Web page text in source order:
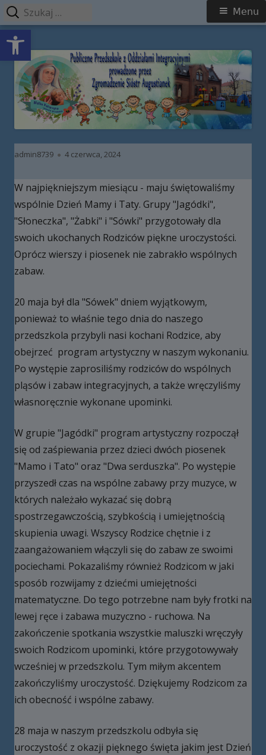
Open toolbar
Przeskocz
treści
Publiczne Przedszkole z Oddziałami
Integracyjnymi prowadzone przez
Zgromadzenie Sióstr Augustianek
Menu
główne
Menu
Autor
admin8739 Opublikowano
4 czerwca, 2024
W najpiękniejszym miesiącu - maju świętowaliśmy
wspólnie Dzień Mamy i Taty. Grupy "Jagódki",
"Słoneczka", "Żabki" i "Sówki" przygotowały dla
swoich ukochanych Rodziców piękne uroczystości.
Oprócz wierszy i piosenek nie zabrakło wspólnych
zabaw.
20 maja był dla "Sówek" dniem wyjątkowym,
ponieważ to właśnie tego dnia do naszego
przedszkola przybyli nasi kochani Rodzice, aby
obejrzeć program artystyczny w naszym wykonaniu.
Po występie zaprosiliśmy rodziców do wspólnych
pląsów i zabaw integracyjnych, a także wręczyliśmy
własnoręcznie wykonane upominki.
W grupie "Jagódki" program artystyczny rozpoczął
się od zaśpiewania przez dzieci dwóch piosenek
"Mamo i Tato" oraz "Dwa serduszka". Po występie
przyszedł czas na wspólne zabawy przy muzyce, w
których należało wykazać się dobrą
spostrzegawczością, szybkością i umiejętnością
skupienia uwagi. Wszyscy Rodzice chętnie i z
zaangażowaniem włączyli się do zabaw ze swoimi
pociechami. Pokazaliśmy również Rodzicom w jaki
sposób rozwijamy z dziećmi umiejętności
matematyczne. Do tego potrzebne nam były frotki na
lewej ręce i zabawa muzyczno - ruchowa. Na
zakończenie spotkania wszystkie maluszki wręczyły
swoich Rodzicom upominki, które przygotowywały
wcześniej w przedszkolu. Tym miłym akcentem
zakończyliśmy uroczystość. Dziękujemy Rodzicom za
ich obecność i wspólne zabawy.
28 maja w naszym przedszkolu odbyła się
uroczystość z okazji pięknego święta jakim jest Dzień